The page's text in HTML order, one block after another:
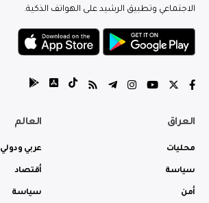
الاجتماعي وتطبيق الرشيد على الهواتف الذكية.
العراق
محليات
سياسة
أمن
العالم
عربي ودولي
أقتصاد
سياسة